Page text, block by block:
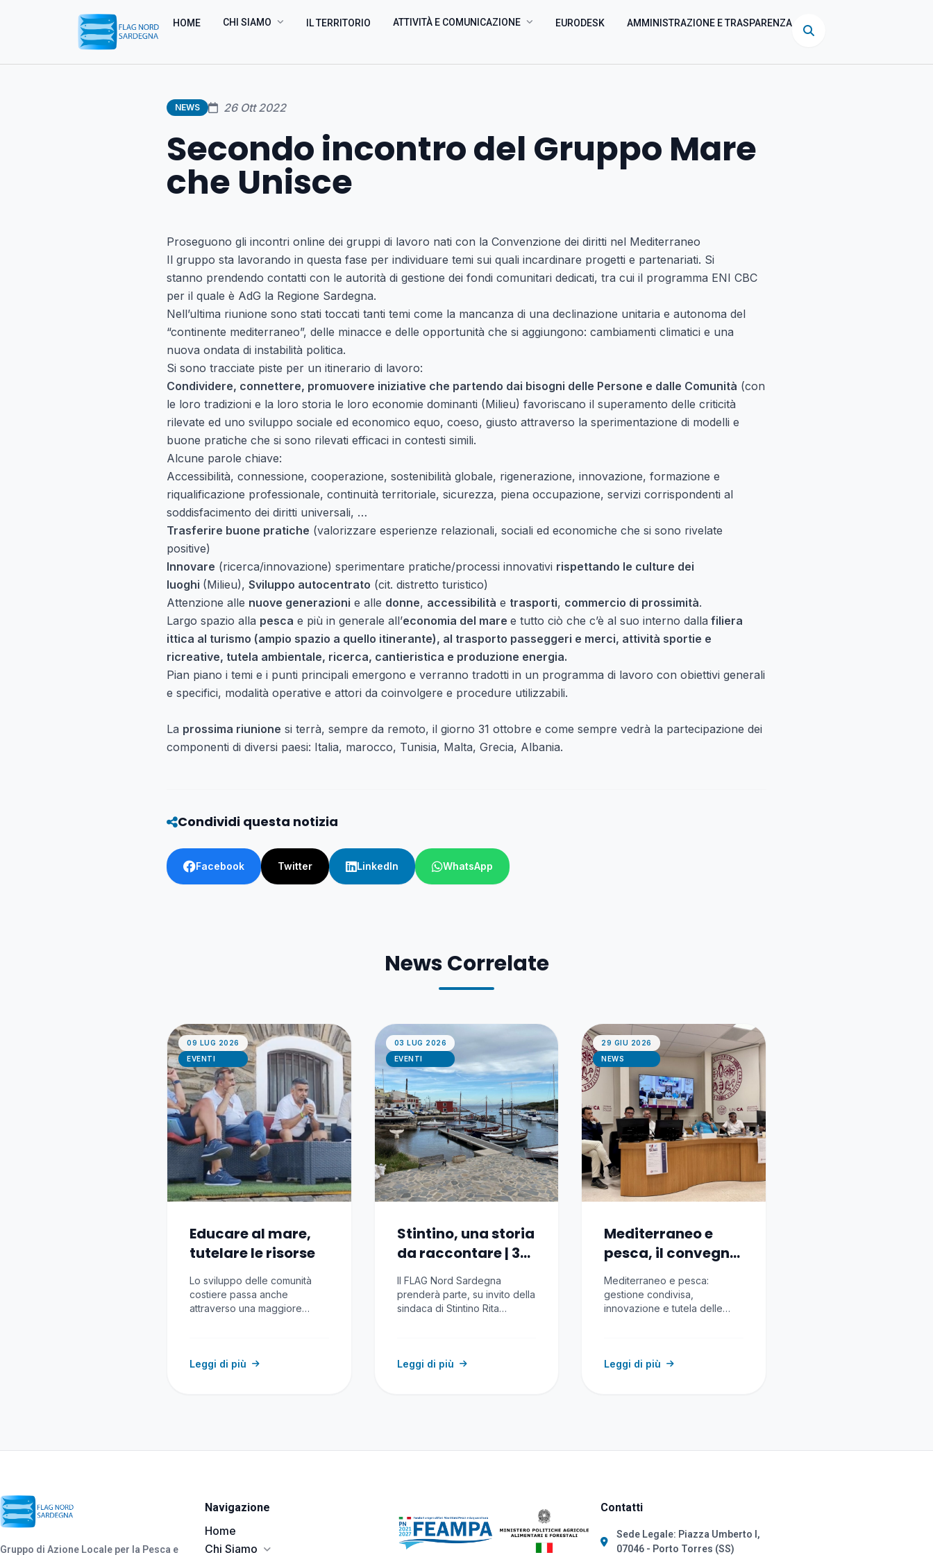
HOME CHI SIAMO IL TERRITORIO ATTIVITÀ E COMUNICAZIONE EURODESK AMMINISTRAZIONE E TRASPARENZA
NEWS 26 Ott 2022
Secondo incontro del Gruppo Mare
che Unisce
Proseguono gli incontri online dei gruppi di lavoro nati con la Convenzione dei diritti nel Mediterraneo
Il gruppo sta lavorando in questa fase per individuare temi sui quali incardinare progetti e partenariati. Si
stanno prendendo contatti con le autorità di gestione dei fondi comunitari dedicati, tra cui il programma ENI CBC
per il quale è AdG la Regione Sardegna.
Nell’ultima riunione sono stati toccati tanti temi come la mancanza di una declinazione unitaria e autonoma del
“continente mediterraneo”, delle minacce e delle opportunità che si aggiungono: cambiamenti climatici e una
nuova ondata di instabilità politica.
Si sono tracciate piste per un itinerario di lavoro:
Condividere, connettere, promuovere iniziative che partendo dai bisogni delle Persone e dalle Comunità (con
le loro tradizioni e la loro storia le loro economie dominanti (Milieu) favoriscano il superamento delle criticità
rilevate ed uno sviluppo sociale ed economico equo, coeso, giusto attraverso la sperimentazione di modelli e
buone pratiche che si sono rilevati efficaci in contesti simili.
Alcune parole chiave:
Accessibilità, connessione, cooperazione, sostenibilità globale, rigenerazione, innovazione, formazione e
riqualificazione professionale, continuità territoriale, sicurezza, piena occupazione, servizi corrispondenti al
soddisfacimento dei diritti universali, …
Trasferire buone pratiche (valorizzare esperienze relazionali, sociali ed economiche che si sono rivelate
positive)
Innovare (ricerca/innovazione) sperimentare pratiche/processi innovativi rispettando le culture dei
luoghi (Milieu), Sviluppo autocentrato (cit. distretto turistico)
Attenzione alle nuove generazioni e alle donne, accessibilità e trasporti, commercio di prossimità.
Largo spazio alla pesca e più in generale all’economia del mare e tutto ciò che c’è al suo interno dalla filiera
ittica al turismo (ampio spazio a quello itinerante), al trasporto passeggeri e merci, attività sportie e
ricreative, tutela ambientale, ricerca, cantieristica e produzione energia.
Pian piano i temi e i punti principali emergono e verranno tradotti in un programma di lavoro con obiettivi generali
e specifici, modalità operative e attori da coinvolgere e procedure utilizzabili.
La prossima riunione si terrà, sempre da remoto, il giorno 31 ottobre e come sempre vedrà la partecipazione dei
componenti di diversi paesi: Italia, marocco, Tunisia, Malta, Grecia, Albania.
Condividi questa notizia
Facebook Twitter LinkedIn WhatsApp
News Correlate
09 LUG 2026
EVENTI
Educare al mare,
tutelare le risorse
Lo sviluppo delle comunità
costiere passa anche
attraverso una maggiore
Leggi di più
03 LUG 2026
EVENTI
Stintino, una storia
da raccontare | 3-
5 luglio 2026
Il FLAG Nord Sardegna
prenderà parte, su invito della
sindaca di Stintino Rita
Leggi di più
29 GIU 2026
NEWS
Mediterraneo e
pesca, il convegno
a Cagliari
Mediterraneo e pesca:
gestione condivisa,
innovazione e tutela delle
Leggi di più
Gruppo di Azione Locale per la Pesca e
Navigazione
Home
Chi Siamo
Contatti
Sede Legale: Piazza Umberto I,
07046 - Porto Torres (SS)